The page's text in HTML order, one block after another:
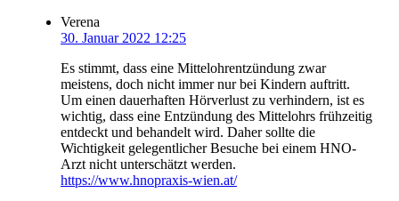
Verena
30. Januar 2022 12:25
Es stimmt, dass eine Mittelohrentzündung zwar
meistens, doch nicht immer nur bei Kindern auftritt.
Um einen dauerhaften Hörverlust zu verhindern, ist es
wichtig, dass eine Entzündung des Mittelohrs frühzeitig
entdeckt und behandelt wird. Daher sollte die
Wichtigkeit gelegentlicher Besuche bei einem HNO-
Arzt nicht unterschätzt werden.
https://www.hnopraxis-wien.at/